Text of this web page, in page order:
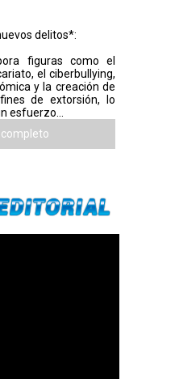
delitos*:
figuras como el
el ciberbullying,
y la creación de
de extorsión, lo
esfuerzo...